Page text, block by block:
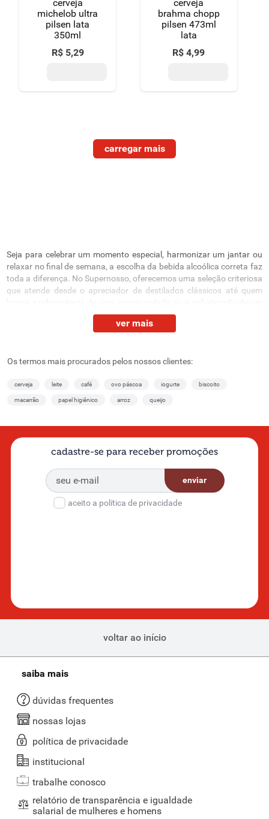
Os termos mais procurados pelos nossos clientes:
cerveja leite café ovo páscoa iogurte biscoito
macarrão papel higiênico arroz queijo
cadastre-se para receber promoções
enviar
aceito a política de privacidade
voltar ao início
saiba mais
dúvidas frequentes
nossas lojas
política de privacidade
institucional
trabalhe conosco
relatório de transparência e igualdade
salarial de mulheres e homens